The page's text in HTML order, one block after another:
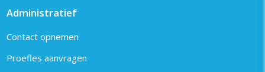
Administratief
Contact opnemen
Proefles aanvragen